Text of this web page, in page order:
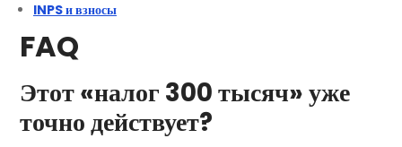
INPS и взносы
FAQ
Этот «налог 300 тысяч» уже
точно действует?